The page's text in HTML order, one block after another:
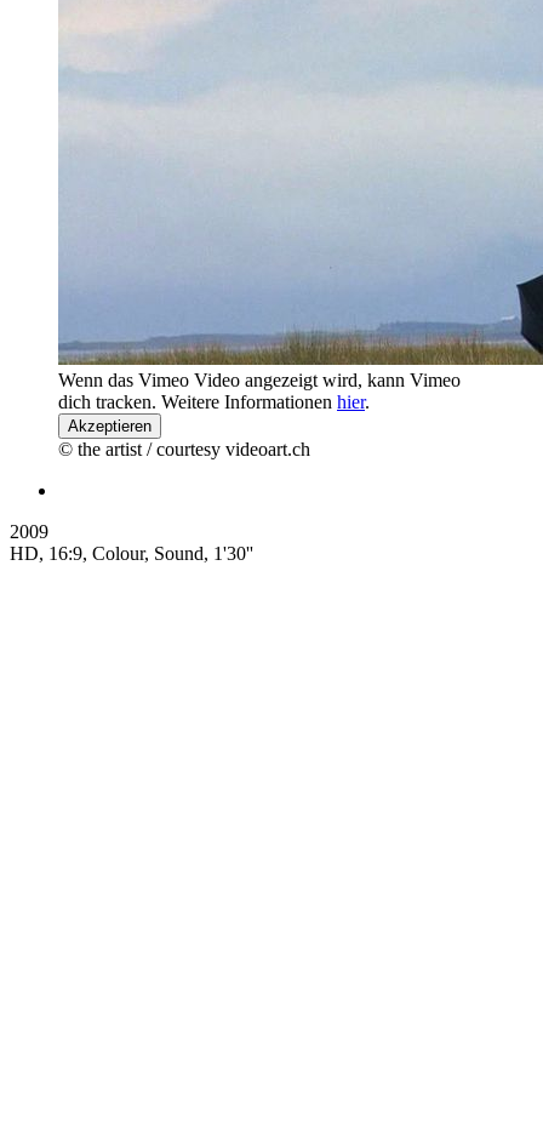
Wenn das Vimeo Video angezeigt wird, kann Vimeo
dich tracken. Weitere Informationen hier.
Akzeptieren
© the artist / courtesy videoart.ch
2009
HD, 16:9, Colour, Sound, 1'30''